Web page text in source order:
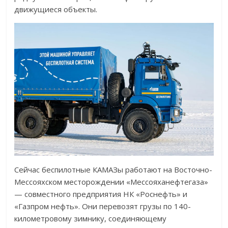
движущиеся объекты.
Сейчас беспилотные КАМАЗы работают на Восточно-
Мессояхском месторождении «Мессояханефтегаза»
— совместного предприятия НК «Роснефть» и
«Газпром нефть». Они перевозят грузы по 140-
километровому зимнику, соединяющему